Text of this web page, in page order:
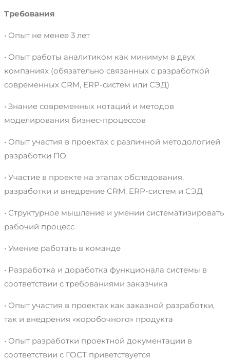
Требования
• Опыт не менее 3 лет
• Опыт работы аналитиком как минимум в двух
компаниях (обязательно связанных с разработкой
современных CRM, ERP-систем или СЭД)
• Знание современных нотаций и методов
моделирования бизнес-процессов
• Опыт участия в проектах с различной методологией
разработки ПО
• Участие в проекте на этапах обследования,
разработки и внедрение CRM, ERP-систем и СЭД
• Структурное мышление и умении систематизировать
рабочий процесс
• Умение работать в команде
• Разработка и доработка функционала системы в
соответствии с требованиями заказчика
• Опыт участия в проектах как заказной разработки,
так и внедрения «коробочного» продукта
• Опыт разработки проектной документации в
соответствии с ГОСТ приветствуется